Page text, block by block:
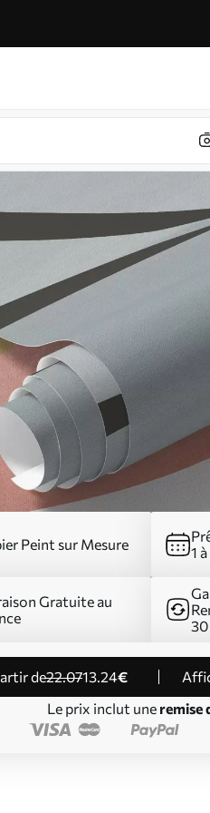
Peint sur Mesure
1
Gratuite au
30
de22.0713.24€
Le prix inclut une remise